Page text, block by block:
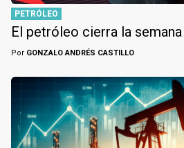
PETRÓLEO
El petróleo cierra la
Por GONZALO ANDRÉS CASTILLO